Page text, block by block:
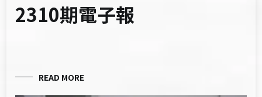
2310期電子報
READ MORE